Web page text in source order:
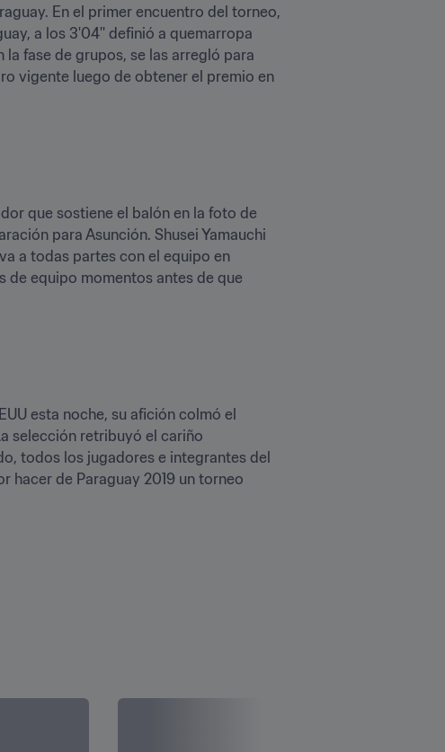
En el primer encuentro del torneo,
a los 3'04'' definió a quemarropa
la fase de grupos, se las arregló para
vigente luego de obtener el premio en
que sostiene el balón en la foto de
para Asunción. Shusei Yamauchi
a todas partes con el equipo en
de equipo momentos antes de que
esta noche, su afición colmó el
selección retribuyó el cariño
todos los jugadores e integrantes del
hacer de Paraguay 2019 un torneo